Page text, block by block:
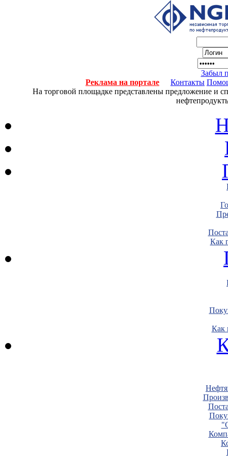
Забыл
Реклама на портале
Контакты
На торговой площадке представлены предложение и
Как
Как